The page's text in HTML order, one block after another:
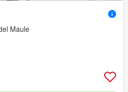
Maule